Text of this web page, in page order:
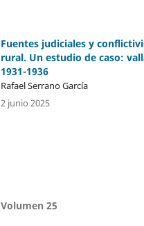
Fuentes judiciales y
rural. Un estudio de caso:
1931-1936
Rafael Serrano García
2 junio 2025
Volumen 25